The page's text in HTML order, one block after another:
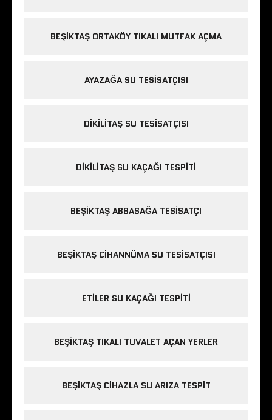
BEŞIKTAŞ ORTAKÖY TIKALI MUTFAK AÇMA
AYAZAĞA SU TESISATÇISI
DIKILITAŞ SU TESISATÇISI
DIKILITAŞ SU KAÇAĞI TESPITI
BEŞIKTAŞ ABBASAĞA TESISATÇI
BEŞIKTAŞ CIHANNÜMA SU TESISATÇISI
ETILER SU KAÇAĞI TESPITI
BEŞIKTAŞ TIKALI TUVALET AÇAN YERLER
BEŞIKTAŞ CIHAZLA SU ARIZA TESPIT